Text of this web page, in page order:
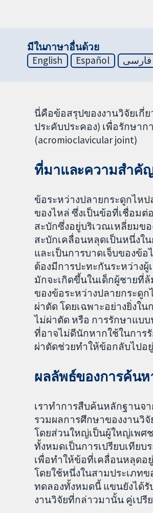
มีในภาษาอื่นด้วย
English
Español فارسی
นี่คือข้อสรุปของงานวิจัยเกี่
ประคับประคอง) เพื่อรักษา
(acromioclavicular joint)
ที่มาและความสำคั
ข้อระหว่างปลายกระดูกไห
ของไหล่ ซึ่งเป็นข้อที่เชื่อมต่
สะบักซึ่งอยู่บริเวณเหลี่ยมข
สะบักเคลื่อนหลุดเป็นหนึ่งใ
และเป็นการบาดเจ็บของข้
ต้องมีการปะทะกันระหว่าง
มักจะเกิดขึ้นในเด็กผู้ชายที่
ของข้อระหว่างปลายกระดู
ผ่าตัด โดยเฉพาะอย่างยิ่งใ
ไม่ผ่าตัด หรือ การรักษาแบ
ที่อาจไม่ดีนักหากใช้ในการ
ผ่าตัดช่วยทำให้ข้อกลับไปอ
ผลลัพธ์ของการค้นห
เราทำการสืบค้นหลักฐานจ
รวมผลการศึกษาของงานวิ
โดยส่วนใหญ่เป็นผู้ใหญ่เพศ
ทั้งหมดเป็นการเปรียบเทีย
เพื่อทำให้ข้อที่เคลื่อนหลุดอ
โดยใช้หนึ่งในสามประเภท
ทดลองทั้งหมดนี้ แขนยังได้
งานวิจัยที่กล่าวมานั้น คู่เป